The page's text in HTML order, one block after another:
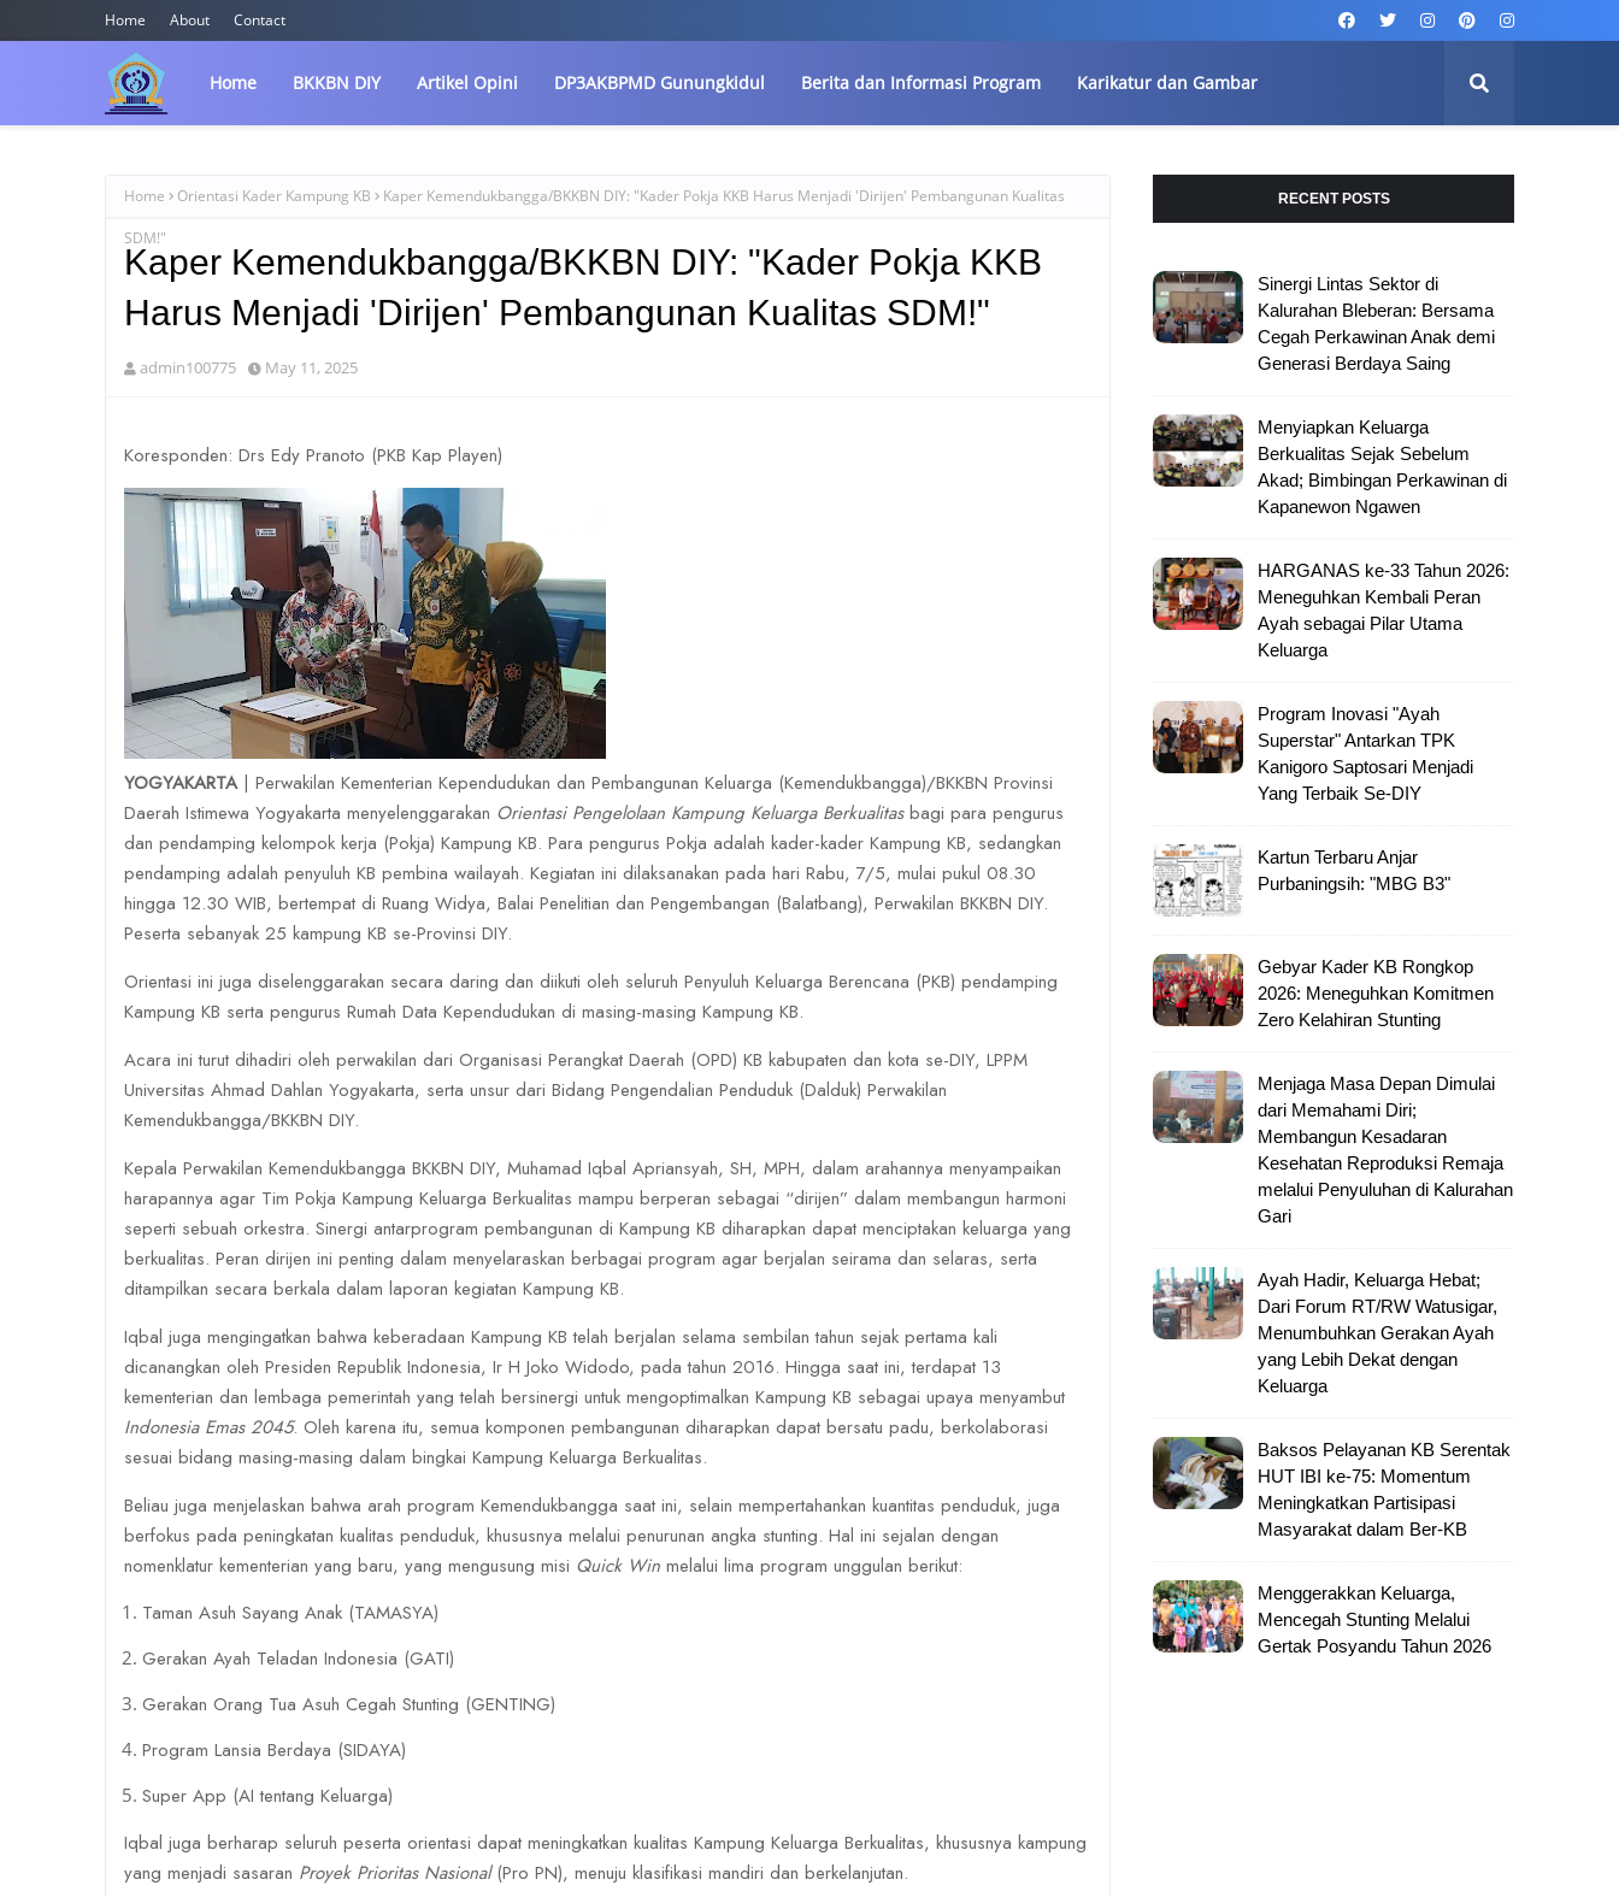
Home About Contact
Home BKKBN DIY Artikel Opini DP3AKBPMD Gunungkidul Berita dan Informasi Program Karikatur dan Gambar
Home Orientasi Kader Kampung KB Kaper Kemendukbangga/BKKBN DIY: "Kader Pokja KKB Harus Menjadi 'Dirijen' Pembangunan Kualitas
SDM!"
Kaper Kemendukbangga/BKKBN DIY: "Kader Pokja KKB
Harus Menjadi 'Dirijen' Pembangunan Kualitas SDM!"
admin100775 May 11, 2025
Koresponden: Drs Edy Pranoto (PKB Kap Playen)
YOGYAKARTA | Perwakilan Kementerian Kependudukan dan Pembangunan Keluarga (Kemendukbangga)/BKKBN Provinsi
Daerah Istimewa Yogyakarta menyelenggarakan Orientasi Pengelolaan Kampung Keluarga Berkualitasbagi para pengurus
dan pendamping kelompok kerja (Pokja) Kampung KB. Para pengurus Pokja adalah kader-kader Kampung KB, sedangkan
pendamping adalah penyuluh KB pembina wailayah. Kegiatan ini dilaksanakan pada hari Rabu, 7/5, mulai pukul 08.30
hingga 12.30 WIB, bertempat di Ruang Widya, Balai Penelitian dan Pengembangan (Balatbang), Perwakilan BKKBN DIY.
Peserta sebanyak 25 kampung KB se-Provinsi DIY.
Orientasi ini juga diselenggarakan secara daring dan diikuti oleh seluruh Penyuluh Keluarga Berencana (PKB) pendamping
Kampung KB serta pengurus Rumah Data Kependudukan di masing-masing Kampung KB.
Acara ini turut dihadiri oleh perwakilan dari Organisasi Perangkat Daerah (OPD) KB kabupaten dan kota se-DIY, LPPM
Universitas Ahmad Dahlan Yogyakarta, serta unsur dari Bidang Pengendalian Penduduk (Dalduk) Perwakilan
Kemendukbangga/BKKBN DIY.
Kepala Perwakilan Kemendukbangga BKKBN DIY, Muhamad Iqbal Apriansyah, SH, MPH, dalam arahannya menyampaikan
harapannya agar Tim Pokja Kampung Keluarga Berkualitas mampu berperan sebagai “dirijen” dalam membangun harmoni
seperti sebuah orkestra. Sinergi antarprogram pembangunan di Kampung KB diharapkan dapat menciptakan keluarga yang
berkualitas. Peran dirijen ini penting dalam menyelaraskan berbagai program agar berjalan seirama dan selaras, serta
ditampilkan secara berkala dalam laporan kegiatan Kampung KB.
Iqbal juga mengingatkan bahwa keberadaan Kampung KB telah berjalan selama sembilan tahun sejak pertama kali
dicanangkan oleh Presiden Republik Indonesia, Ir H Joko Widodo, pada tahun 2016. Hingga saat ini, terdapat 13
kementerian dan lembaga pemerintah yang telah bersinergi untuk mengoptimalkan Kampung KB sebagai upaya menyambut
Indonesia Emas 2045. Oleh karena itu, semua komponen pembangunan diharapkan dapat bersatu padu, berkolaborasi
sesuai bidang masing-masing dalam bingkai Kampung Keluarga Berkualitas.
Beliau juga menjelaskan bahwa arah program Kemendukbangga saat ini, selain mempertahankan kuantitas penduduk, juga
berfokus pada peningkatan kualitas penduduk, khususnya melalui penurunan angka stunting. Hal ini sejalan dengan
nomenklatur kementerian yang baru, yang mengusung misi Quick Win melalui lima program unggulan berikut:
Taman Asuh Sayang Anak (TAMASYA)
Gerakan Ayah Teladan Indonesia (GATI)
Gerakan Orang Tua Asuh Cegah Stunting (GENTING)
Program Lansia Berdaya (SIDAYA)
Super App (AI tentang Keluarga)
Iqbal juga berharap seluruh peserta orientasi dapat meningkatkan kualitas Kampung Keluarga Berkualitas, khususnya kampung
yang menjadi sasaran Proyek Prioritas Nasional(Pro PN), menuju klasifikasi mandiri dan berkelanjutan.
RECENT POSTS
Sinergi Lintas Sektor di
Kalurahan Bleberan: Bersama
Cegah Perkawinan Anak demi
Generasi Berdaya Saing
Menyiapkan Keluarga
Berkualitas Sejak Sebelum
Akad; Bimbingan Perkawinan di
Kapanewon Ngawen
HARGANAS ke-33 Tahun 2026:
Meneguhkan Kembali Peran
Ayah sebagai Pilar Utama
Keluarga
Program Inovasi "Ayah
Superstar" Antarkan TPK
Kanigoro Saptosari Menjadi
Yang Terbaik Se-DIY
Kartun Terbaru Anjar
Purbaningsih: "MBG B3"
Gebyar Kader KB Rongkop
2026: Meneguhkan Komitmen
Zero Kelahiran Stunting
Menjaga Masa Depan Dimulai
dari Memahami Diri;
Membangun Kesadaran
Kesehatan Reproduksi Remaja
melalui Penyuluhan di Kalurahan
Gari
Ayah Hadir, Keluarga Hebat;
Dari Forum RT/RW Watusigar,
Menumbuhkan Gerakan Ayah
yang Lebih Dekat dengan
Keluarga
Baksos Pelayanan KB Serentak
HUT IBI ke-75: Momentum
Meningkatkan Partisipasi
Masyarakat dalam Ber-KB
Menggerakkan Keluarga,
Mencegah Stunting Melalui
Gertak Posyandu Tahun 2026